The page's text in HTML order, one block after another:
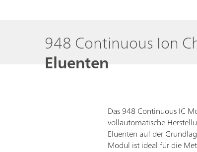
948 Continuous Ion
Eluenten
Das 948 Continuous IC
vollautomatische
Eluenten auf der
Modul ist ideal für die